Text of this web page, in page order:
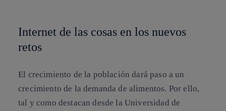
Internet de las cosas en los nuevos
retos
El crecimiento de la población dará paso a un
crecimiento de la demanda de alimentos. Por ello,
tal y como destacan desde la Universidad de